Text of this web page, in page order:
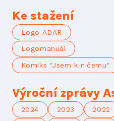
Ke stažení
Logo ADAR
Logomanuál
Komiks "Jsem k ničemu"
Výroční zprávy
2024 2023 2022